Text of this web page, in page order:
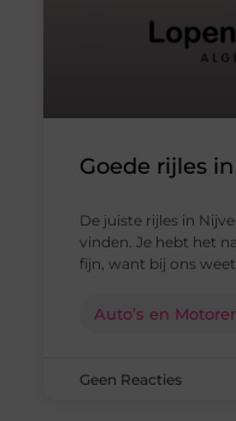
Goede rijles
De juiste rijles in
vinden. Je hebt het
fijn, want bij ons weet
Auto’s en
Geen Reacties